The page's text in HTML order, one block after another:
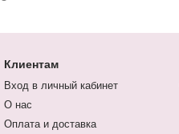
Клиентам
Вход в личный кабинет
О нас
Оплата и доставка